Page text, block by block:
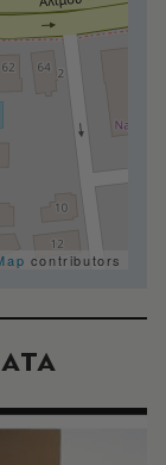
contributors